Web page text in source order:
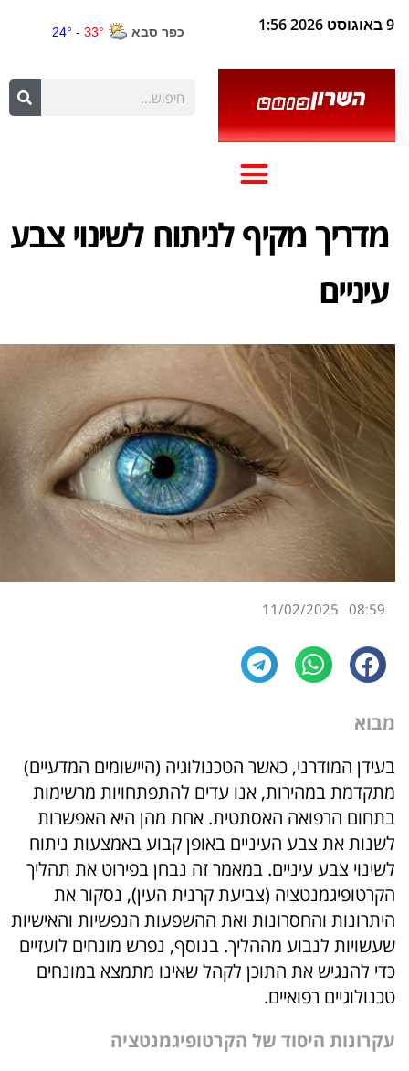
9 באוגוסט 2026 1:56
מדריך מקיף לניתוח לשינוי צבע
עיניים
08:59
11/02/2025
מבוא
בעידן המודרני, כאשר הטכנולוגיה (היישומים המדעיים)
מתקדמת במהירות, אנו עדים להתפתחויות מרשימות
בתחום הרפואה האסתטית. אחת מהן היא האפשרות
לשנות את צבע העיניים באופן קבוע באמצעות ניתוח
לשינוי צבע עיניים. במאמר זה נבחן בפירוט את תהליך
הקרטופיגמנטציה (צביעת קרנית העין), נסקור את
היתרונות והחסרונות ואת ההשפעות הנפשיות והאישיות
שעשויות לנבוע מההליך. בנוסף, נפרש מונחים לועזיים
כדי להנגיש את התוכן לקהל שאינו מתמצא במונחים
טכנולוגיים רפואיים.
עקרונות היסוד של הקרטופיגמנטציה